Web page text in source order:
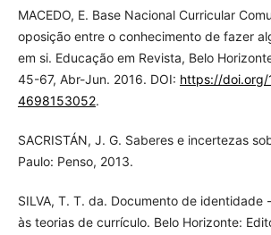
MACEDO, E. Base Nacional Curricular
oposição entre o conhecimento de fazer
em si. Educação em Revista, Belo
45-67, Abr-Jun. 2016. DOI: https://
4698153052.
SACRISTÁN, J. G. Saberes e incertezas
Paulo: Penso, 2013.
SILVA, T. T. da. Documento de identidade
às teorias de currículo. Belo Horizonte: